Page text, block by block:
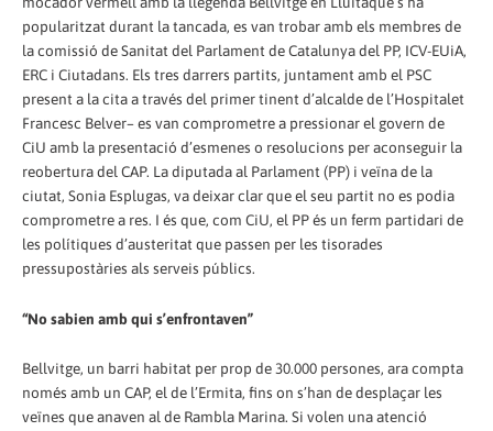
popularitzat durant la tancada, es van trobar amb els membres de
la comissió de Sanitat del Parlament de Catalunya del PP, ICV-EUiA,
ERC i Ciutadans. Els tres darrers partits, juntament amb el PSC
present a la cita a través del primer tinent d’alcalde de l’Hospitalet
Francesc Belver– es van comprometre a pressionar el govern de
CiU amb la presentació d’esmenes o resolucions per aconseguir la
reobertura del CAP. La diputada al Parlament (PP) i veïna de la
ciutat, Sonia Esplugas, va deixar clar que el seu partit no es podia
comprometre a res. I és que, com CiU, el PP és un ferm partidari de
les polítiques d’austeritat que passen per les tisorades
pressupostàries als serveis públics.
“No sabien amb qui s’enfrontaven”
Bellvitge, un barri habitat per prop de 30.000 persones, ara compta
només amb un CAP, el de l’Ermita, fins on s’han de desplaçar les
veïnes que anaven al de Rambla Marina. Si volen una atenció